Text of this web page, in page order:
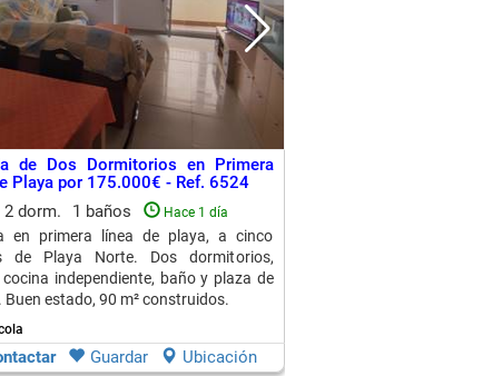
de Dos Dormitorios en Primera
Playa por 175.000€ - Ref. 6524
2 dorm. 1 baños Hace 1 día
en primera línea de playa, a cinco
de Playa Norte. Dos dormitorios,
independiente, baño y plaza de
Buen estado, 90 m² construidos.
Guardar Ubicación